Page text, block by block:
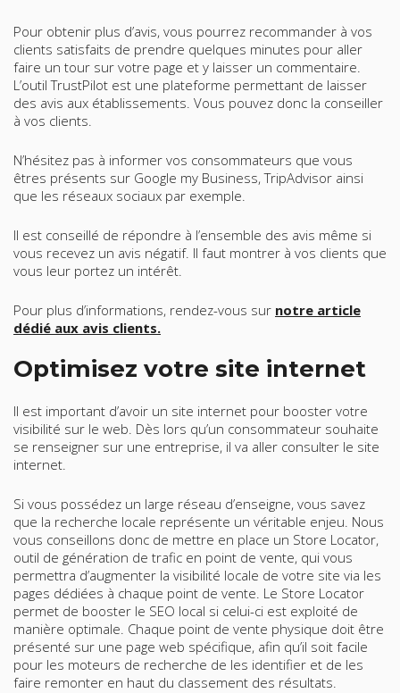
Pour obtenir plus d’avis, vous pourrez recommander à vos
clients satisfaits de prendre quelques minutes pour aller
faire un tour sur votre page et y laisser un commentaire.
L’outil TrustPilot est une plateforme permettant de laisser
des avis aux établissements. Vous pouvez donc la conseiller
à vos clients.
N’hésitez pas à informer vos consommateurs que vous
êtres présents sur Google my Business, TripAdvisor ainsi
que les réseaux sociaux par exemple.
Il est conseillé de répondre à l’ensemble des avis même si
vous recevez un avis négatif. Il faut montrer à vos clients que
vous leur portez un intérêt.
Pour plus d’informations, rendez-vous sur notre article
dédié aux avis clients.
Optimisez votre site internet
Il est important d’avoir un site internet pour booster votre
visibilité sur le web. Dès lors qu’un consommateur souhaite
se renseigner sur une entreprise, il va aller consulter le site
internet.
Si vous possédez un large réseau d’enseigne, vous savez
que la recherche locale représente un véritable enjeu. Nous
vous conseillons donc de mettre en place un Store Locator,
outil de génération de trafic en point de vente, qui vous
permettra d’augmenter la visibilité locale de votre site via les
pages dédiées à chaque point de vente. Le Store Locator
permet de booster le SEO local si celui-ci est exploité de
manière optimale. Chaque point de vente physique doit être
présenté sur une page web spécifique, afin qu’il soit facile
pour les moteurs de recherche de les identifier et de les
faire remonter en haut du classement des résultats.